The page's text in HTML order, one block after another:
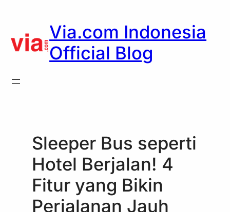
content
Via.com Indonesia
Official Blog
Sleeper Bus seperti
Hotel Berjalan! 4
Fitur yang Bikin
Perjalanan Jauh